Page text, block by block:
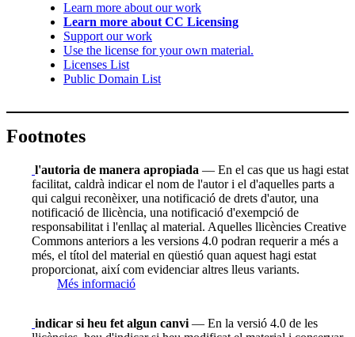
Learn more about our work
Learn more about CC Licensing
Support our work
Use the license for your own material.
Licenses List
Public Domain List
Footnotes
l'autoria de manera apropiada — En el cas que us hagi estat
facilitat, caldrà indicar el nom de l'autor i el d'aquelles parts a
qui calgui reconèixer, una notificació de drets d'autor, una
notificació de llicència, una notificació d'exempció de
responsabilitat i l'enllaç al material. Aquelles llicències Creative
Commons anteriors a les versions 4.0 podran requerir a més a
més, el títol del material en qüestió quan aquest hagi estat
proporcionat, així com evidenciar altres lleus variants.
Més informació
indicar si heu fet algun canvi — En la versió 4.0 de les